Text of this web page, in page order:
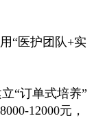
“医护团队+实
“订单式培养”
12000元，